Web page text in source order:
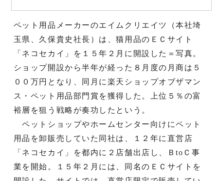
ペット用品メーカーのエイムクリエイツ（本社埼
玉県、久保貴史社長）は、猫用品のＥＣサイト
「ネコセカイ」を１５年２月に開設した＝写真。
ショップ開設から半年が経った８月度の月商は５
００万円となり、同月に楽天ショップオブザマン
ス・ペット用品部門賞を獲得した。上位５％の富
裕層を狙う戦略が奏功したという。
ペットショップやホームセンター向けにペット
用品を卸販売していた同社は、１２年に直営店
「ネコセカイ」を都内に２店舗出店し、ＢtoＣ事
業を開始。１５年２月には、同名のＥＣサイトを